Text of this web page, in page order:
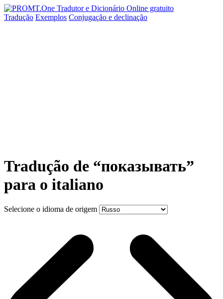
Tradução Exemplos Conjugação e declinação
Tradução de “показывать”
para o italiano
Selecione o idioma de origem